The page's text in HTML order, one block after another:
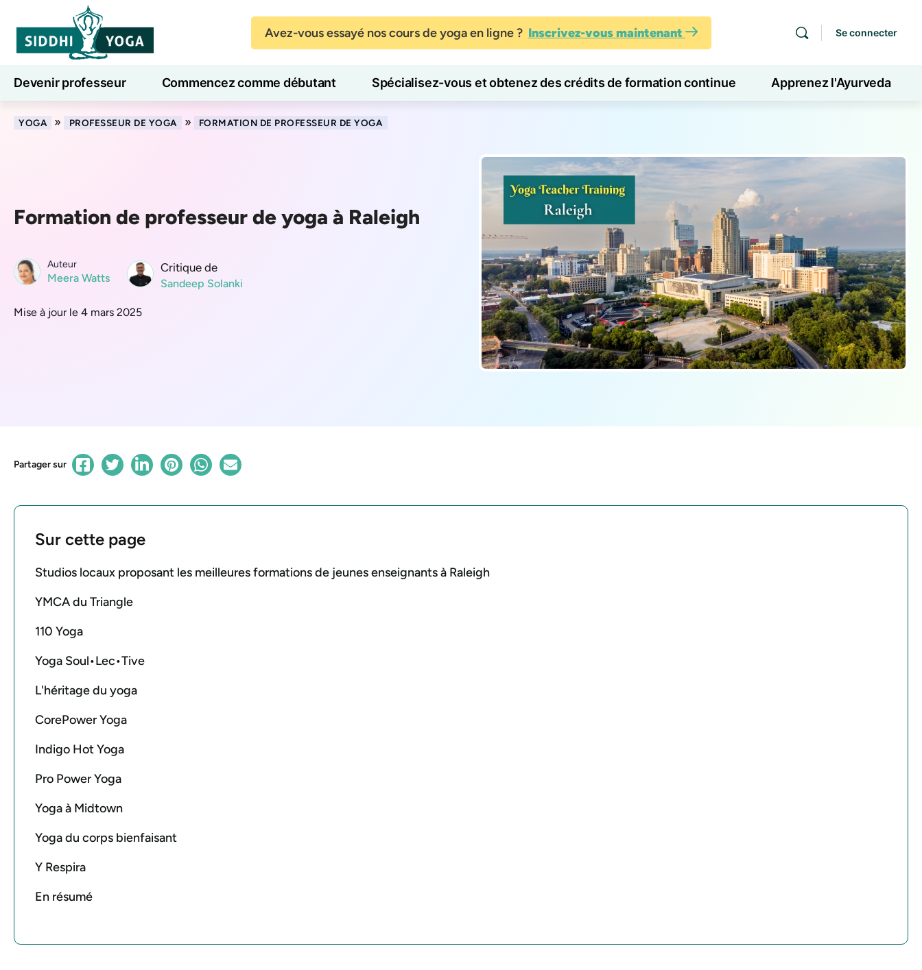
Avez-vous essayé nos cours de yoga en ligne ? Inscrivez-vous maintenant Se connecter
Devenir professeur Commencez comme débutant Spécialisez-vous et obtenez des crédits de formation continue Apprenez l'Ayurveda
Cours de yoga en ligne 7 jours de bien-être Blog Apprendre
YOGA » PROFESSEUR DE YOGA » FORMATION DE PROFESSEUR DE YOGA
Formation de professeur de yoga à Raleigh
Auteur
Meera Watts
Critique de
Sandeep Solanki
Mise à jour le 4 mars 2025
Partager sur
Sur cette page
Studios locaux proposant les meilleures formations de jeunes enseignants à Raleigh
YMCA du Triangle
110 Yoga
Yoga Soul•Lec•Tive
L'héritage du yoga
CorePower Yoga
Indigo Hot Yoga
Pro Power Yoga
Yoga à Midtown
Yoga du corps bienfaisant
Y Respira
En résumé